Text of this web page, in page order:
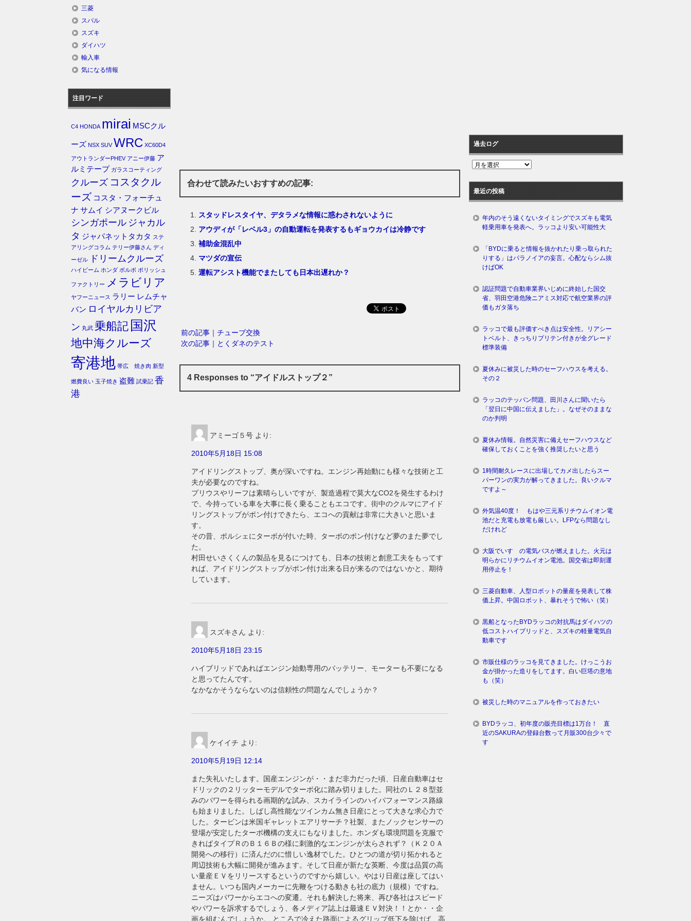
合わせて読みたいおすすめの記事:
スタッドレスタイヤ、デタラメな情報に惑わされないように
アウディが「レベル3」の自動運転を発表するもギョウカイは冷静です
補助金混乱中
マツダの宣伝
運転アシスト機能でまたしても日本出遅れか？
前の記事｜チューブ交換
次の記事｜とくダネのテスト
4 Responses to “アイドルストップ２”
アミーゴ５号 より:
2010年5月18日 15:08
アイドリングストップ、奥が深いですね。エンジン再始動にも様々な技術と工
夫が必要なのですね。
プリウスやリーフは素晴らしいですが、製造過程で莫大なCO2を発生するわけ
で、今持っている車を大事に長く乗ることもエコです。街中のクルマにアイド
リングストップがポン付けできたら、エコへの貢献は非常に大きいと思いま
す。
その昔、ポルシェにターボが付いた時、ターボのポン付けなど夢のまた夢でし
た。
村田せいさくくんの製品を見るにつけても、日本の技術と創意工夫をもってす
れば、アイドリングストップがポン付け出来る日が来るのではないかと、期待
しています。
スズキさん より:
2010年5月18日 23:15
ハイブリッドであればエンジン始動専用のバッテリー、モーターも不要になる
と思ってたんです。
なかなかそうならないのは信頼性の問題なんでしょうか？
ケイイチ より:
2010年5月19日 12:14
また失礼いたします。国産エンジンが・・まだ非力だった頃、日産自動車はセ
ドリックの２リッターモデルでターボ化に踏み切りました。同社のＬ２８型並
みのパワーを得られる画期的な試み、スカイラインのハイパフォーマンス路線
も始まりました。しばし高性能なツインカム無き日産にとって大きな求心力で
した。タービンは米国ギャレットエアリサーチ？社製、またノックセンサーの
登場が安定したターボ機構の支えにもなりました。ホンダも環境問題を克服で
きればタイプＲのＢ１６Ｂの様に刺激的なエンジンが太らされず？（Ｋ２０Ａ
開発への移行）に済んだのに惜しい逸材でした。ひとつの道が切り拓かれると
周辺技術も大幅に開発が進みます。そして日産が新たな英断、今度は品質の高
い量産ＥＶをリリースするというのですから嬉しい。やはり日産は座してはい
ません。いつも国内メーカーに先鞭をつける動きも社の底力（規模）ですね。
ニーズはパワーからエコへの変遷。それも解決した将来、再び各社はスピード
やパワーを訴求するでしょう、各メディア誌上は最速ＥＶ対決！！とか・・企
画を組むんでしょうか。 ところで冷えた路面によるグリップ低下を除けば、高
三菱
スバル
スズキ
ダイハツ
輸入車
気になる情報
注目ワード
C4 HONDA mirai MSCクル
ーズ NSX SUV WRC XC60D4
アウトランダーPHEV アニー伊藤 ア
ルミテープ ガラスコーティング
クルーズ コスタクル
ーズ コスタ・フォーチュ
ナ サムイ シアヌークビル
シンガポール ジャカル
タ ジャパネットタカタ ステ
アリングコラム テリー伊藤さん ディ
ーゼル
ドリームクルーズ
ハイビーム ホンダ ボルボ ポリッシュ
ファクトリー メラビリア
ヤフーニュース ラリー レムチャ
バン ロイヤルカリビア
ン 丸武 乗船記 国沢
地中海クルーズ
寄港地 帯広 焼き肉 新型
燃費良い 玉子焼き 盗難 試乗記 香
港
過去ログ
過
ロ
グ
最近の投稿
年内のそう遠くないタイミングでスズキも電気
軽乗用車を発表へ。ラッコより安い可能性大
「BYDに乗ると情報を抜かれたり乗っ取られた
りする」はパラノイアの妄言。心配ならシム抜
けばOK
認証問題で自動車業界いじめに終始した国交
省、羽田空港危険ニアミス対応で航空業界の評
価もガタ落ち
ラッコで最も評価すべき点は安全性。リアシー
トベルト、きっちりプリテン付きが全グレード
標準装備
夏休みに被災した時のセーフハウスを考える。
その２
ラッコのテッパン問題、田川さんに聞いたら
「翌日に中国に伝えました」。なぜそのままな
のか判明
夏休み情報。自然災害に備えセーフハウスなど
確保しておくことを強く推奨したいと思う
1時間耐久レースに出場してカメ出したらスー
パーワンの実力が解ってきました。良いクルマ
ですよ～
外気温40度！ もはや三元系リチウムイオン電
池だと充電も放電も厳しい。LFPなら問題なし
だけれど
大阪でいすゞの電気バスが燃えました。火元は
明らかにリチウムイオン電池。国交省は即刻運
用停止を！
三菱自動車、人型ロボットの量産を発表して株
価上昇。中国ロボット、暴れそうで怖い（笑）
黒船となったBYDラッコの対抗馬はダイハツの
低コストハイブリッドと、スズキの軽量電気自
動車です
市販仕様のラッコを見てきました。けっこうお
金が掛かった造りをしてます。白い巨塔の意地
も（笑）
被災した時のマニュアルを作っておきたい
BYDラッコ、初年度の販売目標は1万台！ 直
近のSAKURAの登録台数って月販300台少々で
す